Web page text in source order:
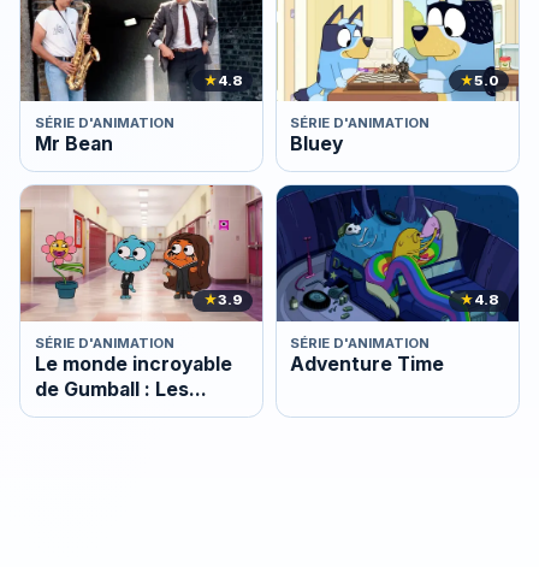
★4.8
SÉRIE D'ANIMATION
Mr Bean
★5.0
SÉRIE D'ANIMATION
Bluey
★3.9
SÉRIE D'ANIMATION
Le monde incroyable
de Gumball : Les
Chroniques de
★4.8
SÉRIE D'ANIMATION
Adventure Time